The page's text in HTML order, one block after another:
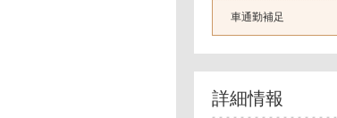
車通勤補足
詳細情報